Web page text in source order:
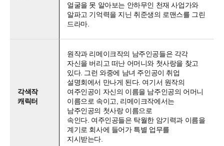
얼굴을 못 알아보는 안하무인 천재 사업가와
알파고 기억력을 지닌 취준생의 로맨스를 그린
드라마.
각색작
캐릭터
원작과 리메이크작의 남주인공들은 각각
자신을 버리고 떠난 어머니와 첫사랑을 찾고
있다. 그런 와중에 남녀 주인공이 취업
설명회에서 만나게 된다. 여기서 원작의
여주인공이 자신의 이름을 남주인공의 어머니
이름으로 속이고, 리메이크작에서는
남주인공의 첫사랑 이름으로
속인다. 여주인공들은 탁월한 암기력과 이름을
계기로 회사에 들어가 특별 업무를
지시받는다.